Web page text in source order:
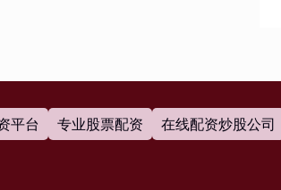
平台 专业股票配资 在线配资炒股公司